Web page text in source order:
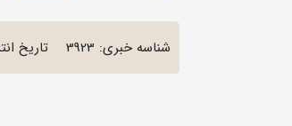
شناسه خبری: 3923 تاریخ